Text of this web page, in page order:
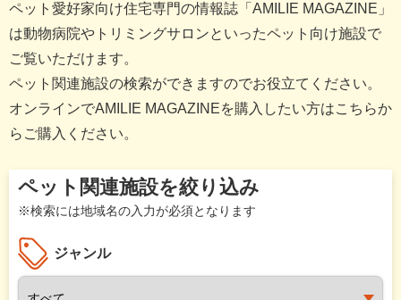
ペット愛好家向け住宅専門の情報誌「AMILIE MAGAZINE」
は動物病院やトリミングサロンといったペット向け施設で
ご覧いただけます。
ペット関連施設の検索ができますのでお役立てください。
オンラインでAMILIE MAGAZINEを購入したい方はこちらか
らご購入ください。
ペット関連施設を絞り込み
※検索には地域名の入力が必須となります
ジャンル